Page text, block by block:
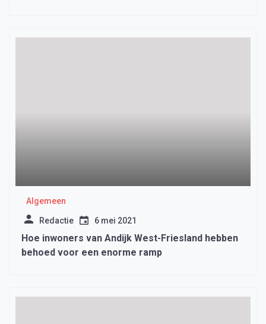
Algemeen
Redactie 6 mei 2021
Hoe inwoners van Andijk West-Friesland hebben
behoed voor een enorme ramp